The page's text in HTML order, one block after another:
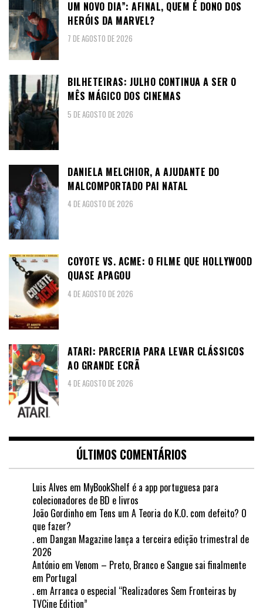
UM NOVO DIA”: AFINAL, QUEM É DONO DOS
HERÓIS DA MARVEL?
7 DE AGOSTO DE 2026
BILHETEIRAS: JULHO CONTINUA A SER O
MÊS MÁGICO DOS CINEMAS
5 DE AGOSTO DE 2026
DANIELA MELCHIOR, A AJUDANTE DO
MALCOMPORTADO PAI NATAL
4 DE AGOSTO DE 2026
COYOTE VS. ACME: O FILME QUE HOLLYWOOD
QUASE APAGOU
4 DE AGOSTO DE 2026
ATARI: PARCERIA PARA LEVAR CLÁSSICOS
AO GRANDE ECRÃ
4 DE AGOSTO DE 2026
ÚLTIMOS COMENTÁRIOS
Luis Alves em MyBookShelf é a app portuguesa para
colecionadores de BD e livros
João Gordinho em Tens um A Teoria do K.O. com defeito? O
que fazer?
. em Dangan Magazine lança a terceira edição trimestral de
2026
António em Venom – Preto, Branco e Sangue sai finalmente
em Portugal
. em Arranca o especial “Realizadores Sem Fronteiras by
TVCine Edition”